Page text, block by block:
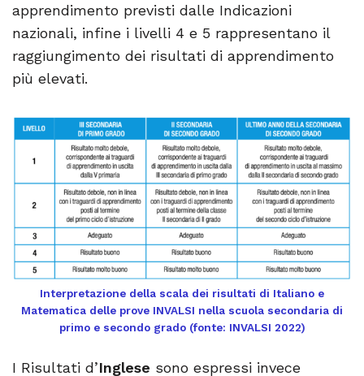
apprendimento previsti dalle Indicazioni
nazionali, infine i livelli 4 e 5 rappresentano il
raggiungimento dei risultati di apprendimento
più elevati.
Interpretazione della scala dei risultati di Italiano e
Matematica delle prove INVALSI nella scuola secondaria di
primo e secondo grado (fonte: INVALSI 2022)
I Risultati d’Inglese sono espressi invece